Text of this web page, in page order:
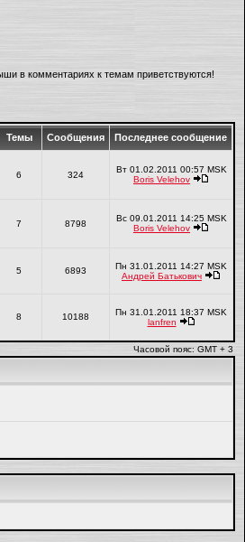
в комментариях к темам приветствуются!
Темы Сообщения Последнее сообщение
6 324
Вт 01.02.2011 00:57 MSK
Boris Velehov
7 8798
Вс 09.01.2011 14:25 MSK
Boris Velehov
5 6893
Пн 31.01.2011 14:27 MSK
Андрей Батькович
8 10188
Пн 31.01.2011 18:37 MSK
lanfren
Часовой пояс: GMT + 3